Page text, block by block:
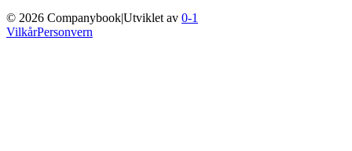
© 2026 Companybook|Utviklet av 0-1
VilkårPersonvern